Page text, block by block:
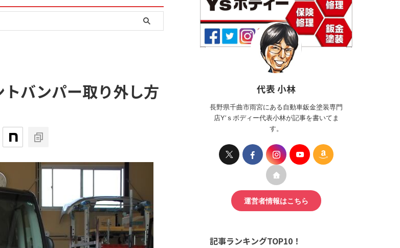
バンパー取り外し方 代表 小林
長野県千曲市雨宮にある自動車鈑金塗装専門
店Y’ｓボディー代表小林が記事を書いてま
す。
運営者情報はこちら
記事ランキングTOP10！